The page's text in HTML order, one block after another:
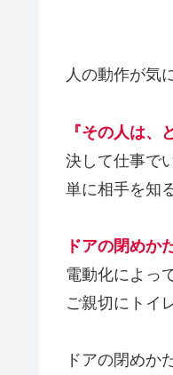
人の動作が気
『その人は、
決して仕事で
単に相手を知
ドアの閉めか
電動化によっ
ご親切にトイ
ドアの閉めか